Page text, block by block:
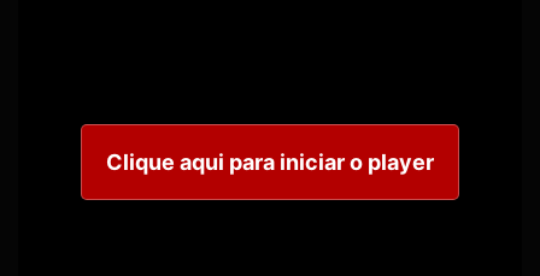
Clique aqui para iniciar o player